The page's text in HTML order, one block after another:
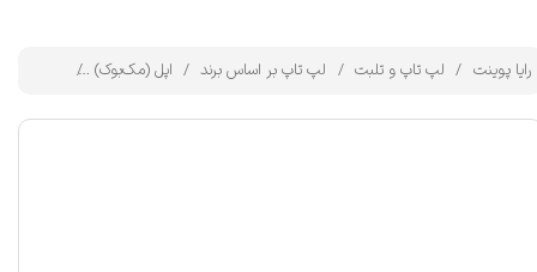
رایا پوینت لپ تاپ و تلبت لپ تاپ بر اساس برند اپل (مک‌بوک)